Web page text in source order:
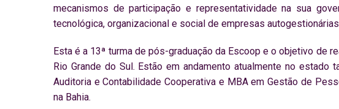
mecanismos de participação e representatividade na sua
tecnológica, organizacional e social de empresas
Esta é a 13ª turma de pós-graduação da Escoop e o objetivo de
Rio Grande do Sul. Estão em andamento atualmente no
Auditoria e Contabilidade Cooperativa e MBA em Gestão de
na Bahia.